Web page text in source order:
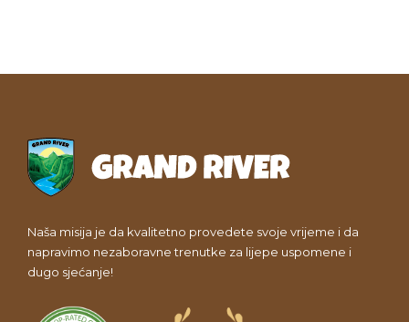
Naša misija je da kvalitetno provedete svoje vrijeme i da
napravimo nezaboravne trenutke za lijepe uspomene i
dugo sjećanje!